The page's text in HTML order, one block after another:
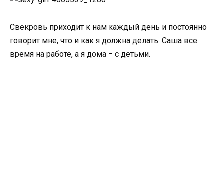
Свекровь приходит к нам каждый день и постоянно
говорит мне, что и как я должна делать. Саша все
время на работе, а я дома – с детьми.